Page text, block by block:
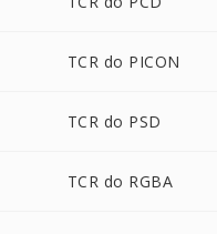
TCR do PICON
TCR do PSD
TCR do RGBA